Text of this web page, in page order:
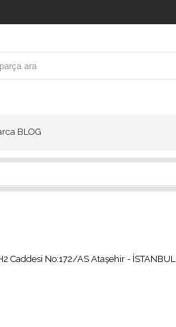
BLOG
Caddesi No:172/AS Ataşehir - İSTANBUL